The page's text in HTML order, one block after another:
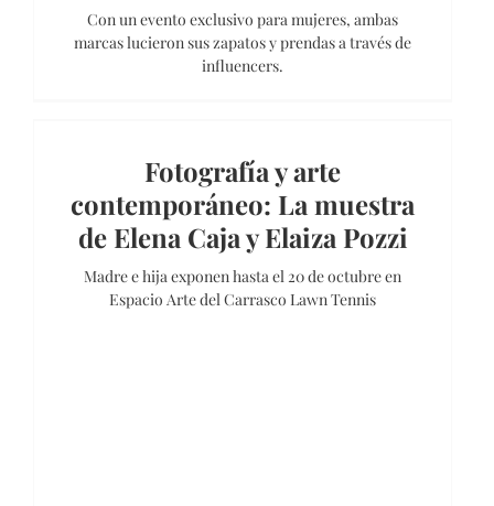
Con un evento exclusivo para mujeres, ambas
marcas lucieron sus zapatos y prendas a través de
influencers.
Fotografía y arte
contemporáneo: La muestra
de Elena Caja y Elaiza Pozzi
Madre e hija exponen hasta el 20 de octubre en
Espacio Arte del Carrasco Lawn Tennis